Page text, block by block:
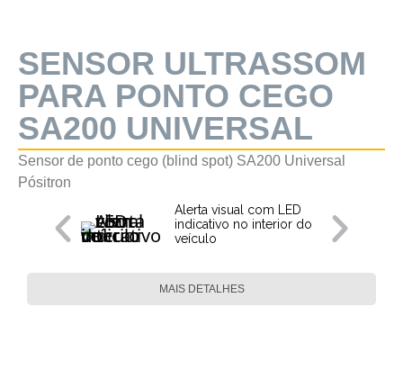
SENSOR ULTRASSOM
PARA PONTO CEGO
SA200 UNIVERSAL
Sensor de ponto cego (blind spot) SA200 Universal
Pósitron
Alerta visual com LED
indicativo no interior do
veículo
MAIS DETALHES